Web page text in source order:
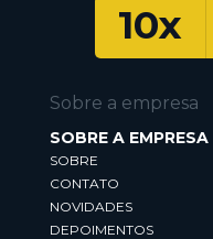
10x
Sobre a empresa
SOBRE A EMPRESA
SOBRE
CONTATO
NOVIDADES
DEPOIMENTOS